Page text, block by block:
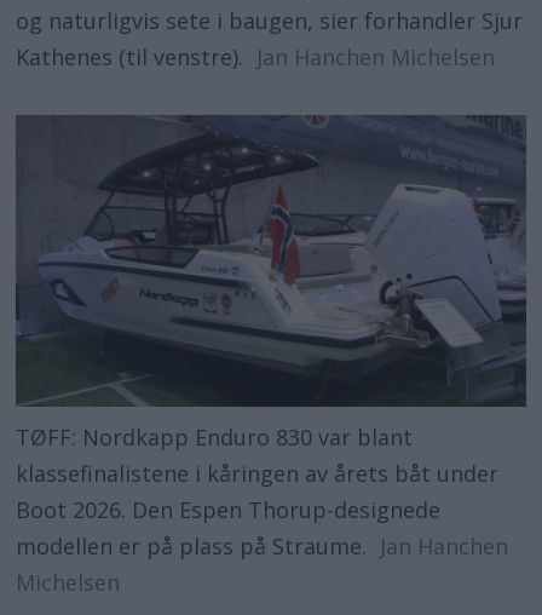
og naturligvis sete i baugen, sier forhandler Sjur
Kathenes (til venstre).
Jan Hanchen Michelsen
TØFF: Nordkapp Enduro 830 var blant
klassefinalistene i kåringen av årets båt under
Boot 2026. Den Espen Thorup-designede
modellen er på plass på Straume.
Jan Hanchen
Michelsen